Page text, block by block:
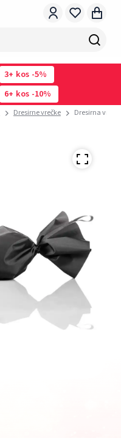
3 kos -5%
6
kos -10%
Dresirne vrečke Dresirna